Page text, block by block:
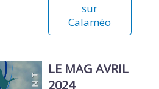
sur
Calaméo
LE MAG AVRIL
2024